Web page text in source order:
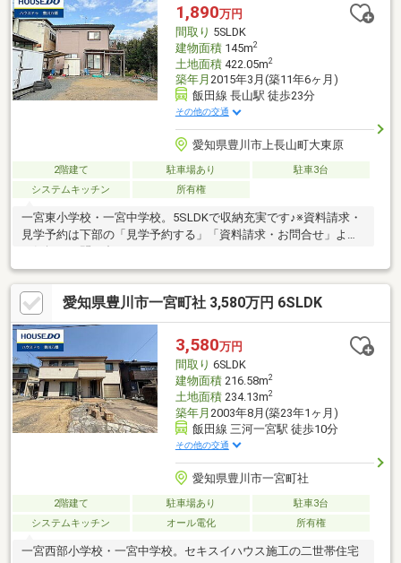
1,890万円
間取り 5SLDK
建物面積145m2
土地面積422.05m2
築年月 2015年3月(築11年6ヶ月)
飯田線 長山駅 徒歩23分
その他の交通
愛知県豊川市上長山町大東原
2階建て 駐車場あり
駐車3台
システムキッチン
所有権
一宮東小学校・一宮中学校。5SLDKで収納充実です♪※資料請求・
見学予約は下部の「見学予約する」「資料請求・お問合せ」より
愛知県豊川市一宮町社 3,580万円 6SLDK
3,580万円
間取り 6SLDK
建物面積216.58m2
土地面積234.13m2
築年月 2003年8月(築23年1ヶ月)
飯田線 三河一宮駅 徒歩10分
その他の交通
愛知県豊川市一宮町社
2階建て 駐車場あり
駐車3台
システムキッチン
オール電化 所有権
一宮西部小学校・一宮中学校。セキスイハウス施工の二世帯住宅